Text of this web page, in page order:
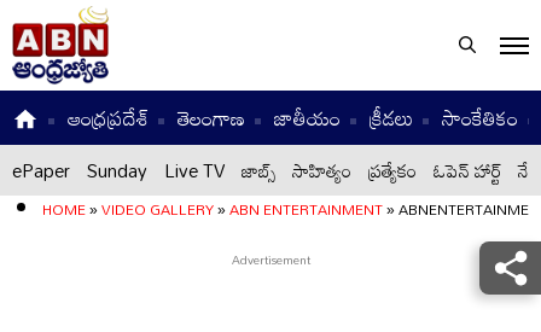
ఆంధ్రప్రదేశ్ తెలంగాణ జాతీయం క్రీడలు సాంకేతికం
ePaper Sunday Live TV జాబ్స్ సాహిత్యం ప్రత్యేకం ఓపెన్ హార్ట్
HOME»VIDEO GALLERY»ABN ENTERTAINMENT»